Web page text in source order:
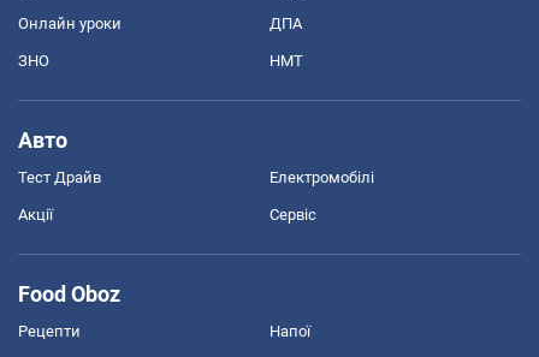
Онлайн уроки ДПА
ЗНО НМТ
Авто
Тест Драйв Електромобілі
Акції Сервіс
Food Oboz
Рецепти Напої